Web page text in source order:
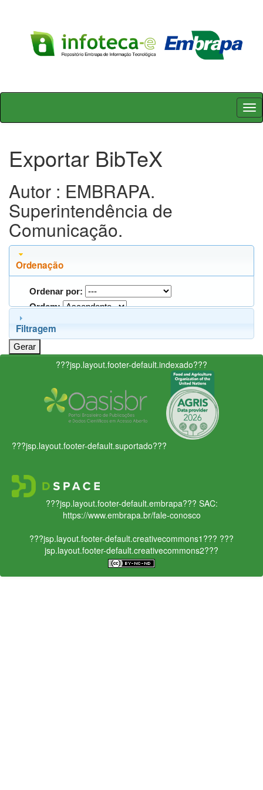
Skip
Exportar BibTeX
Autor : EMBRAPA.
Superintendência de
Comunicação.
Ordenação
Ordenar por:
Ordem:
Filtragem
???jsp.layout.footer-default.indexado???
???jsp.layout.footer-default.suportado???
???jsp.layout.footer-default.embrapa??? SAC:
https://www.embrapa.br/fale-conosco
???jsp.layout.footer-default.creativecommons1??? ???
jsp.layout.footer-default.creativecommons2???